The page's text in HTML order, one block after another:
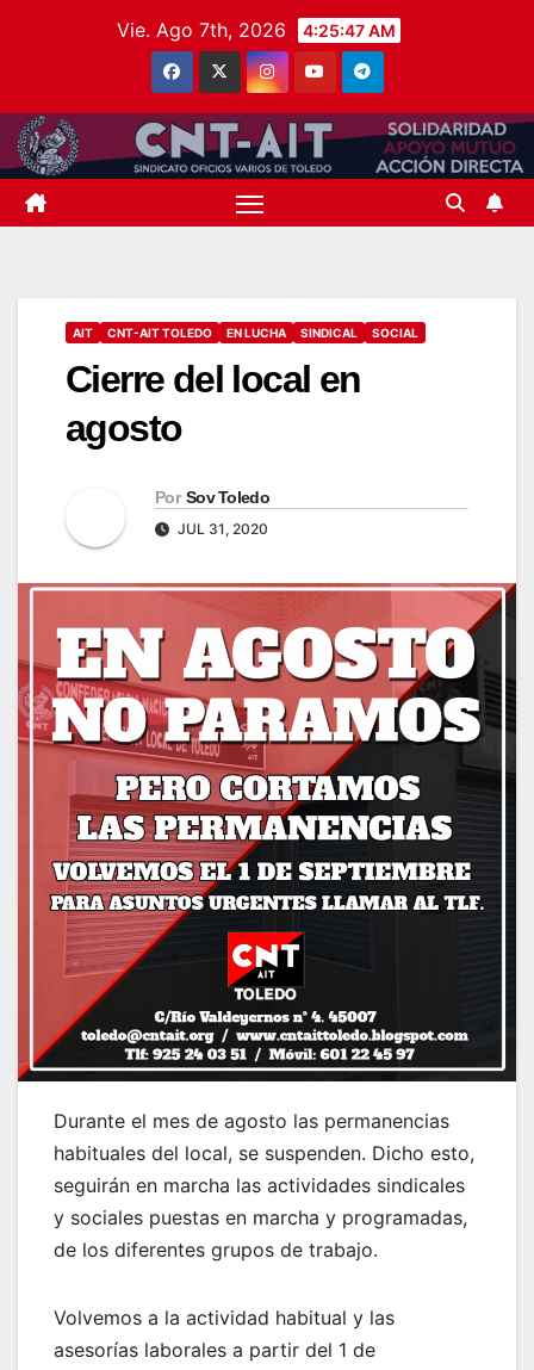
Vie. Ago 7th, 2026 4:25:48 AM
AIT CNT-AIT TOLEDO EN LUCHA SINDICAL SOCIAL
Cierre del local en
agosto
Por Sov Toledo
JUL 31, 2020
Durante el mes de agosto las permanencias
habituales del local, se suspenden. Dicho esto,
seguirán en marcha las actividades sindicales
y sociales puestas en marcha y programadas,
de los diferentes grupos de trabajo.
Volvemos a la actividad habitual y las
asesorías laborales a partir del 1 de